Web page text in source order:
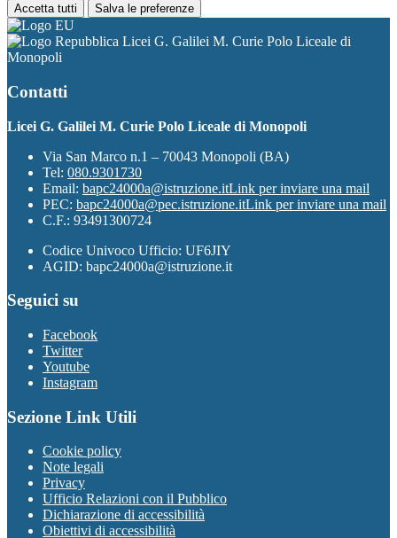
Accetta tutti Salva le preferenze
Licei G. Galilei M. Curie Polo Liceale di
Monopoli
Contatti
Licei G. Galilei M. Curie Polo Liceale di Monopoli
Via San Marco n.1 – 70043 Monopoli (BA)
Tel: 080.9301730
Email: bapc24000a@istruzione.itLink per inviare una mail
PEC: bapc24000a@pec.istruzione.itLink per inviare una mail
C.F.: 93491300724
Codice Univoco Ufficio: UF6JIY
AGID: bapc24000a@istruzione.it
Seguici su
Facebook
Twitter
Youtube
Instagram
Sezione Link Utili
Cookie policy
Note legali
Privacy
Ufficio Relazioni con il Pubblico
Dichiarazione di accessibilità
Obiettivi di accessibilità